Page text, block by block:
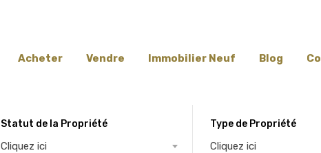
Acheter Vendre Immobilier Neuf Blog
Statut de la Propriété
Cliquez ici
Type de Propriété
Cliquez ici